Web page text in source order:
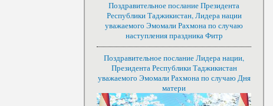
Поздравительное послание Президента
Республики Таджикистан, Лидера нации
уважаемого Эмомали Рахмона по случаю
наступления праздника Фитр
Поздравительное послание Лидера нации,
Президента Республики Таджикистан
уважаемого Эмомали Рахмона по случаю Дня
матери